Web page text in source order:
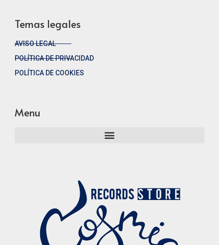
Temas legales
AVISO LEGAL
POLÍTICA DE PRIVACIDAD
POLÍTICA DE COOKIES
Menu